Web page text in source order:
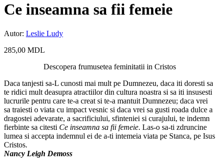
Ce inseamna sa fii femeie
Autor: Leslie Ludy
285,00 MDL
Descopera frumusetea feminitatii in Cristos
Daca tanjesti sa-L cunosti mai mult pe Dumnezeu, daca iti doresti sa
te ridici mult deasupra atractiilor din cultura noastra si sa iti insusesti
lucrurile pentru care te-a creat si te-a mantuit Dumnezeu; daca vrei
sa traiesti o viata cu impact vesnic si daca vrei sa gusti roada dulce a
dragostei adevarate, a sacrificiului, sfinteniei si curajului, te indemn
fierbinte sa citesti Ce inseamna sa fii femeie. Las-o sa-ti zdruncine
lumea si accepta indemnul ei de a-ti intemeia viata pe Stanca, pe Isus
Cristos.
Nancy Leigh Demoss